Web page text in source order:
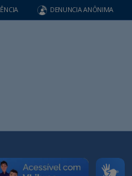
DENUNCIA ANÔNIMA